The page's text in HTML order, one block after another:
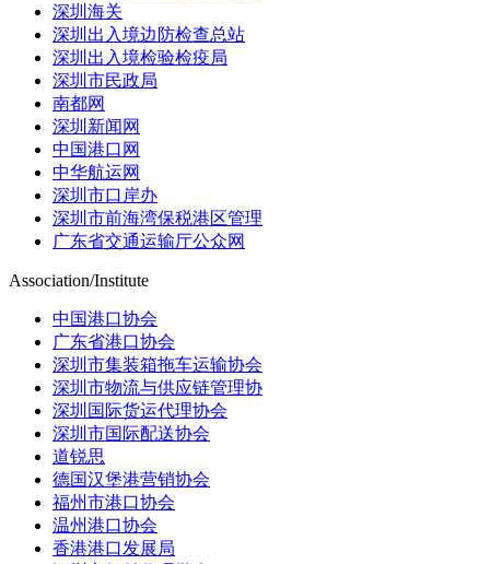
深圳海关
深圳出入境边防检查总站
深圳出入境检验检疫局
深圳市民政局
南都网
深圳新闻网
中国港口网
中华航运网
深圳市口岸办
深圳市前海湾保税港区管理
广东省交通运输厅公众网
Association/Institute
中国港口协会
广东省港口协会
深圳市集装箱拖车运输协会
深圳市物流与供应链管理协
深圳国际货运代理协会
深圳市国际配送协会
道锐思
德国汉堡港营销协会
福州市港口协会
温州港口协会
香港港口发展局